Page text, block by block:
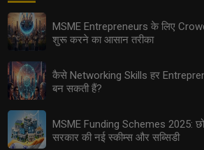
MSME Entrepreneurs के लिए
शुरू करने का आसान तरीका
कैसे Networking Skills हर
बन सकती हैं?
MSME Funding Schemes 2025:
सरकार की नई स्कीम्स और सब्सिडी